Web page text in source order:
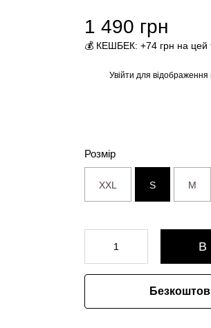
1 490 грн
💰 КЕШБЕК: +74 грн на цей
Увійти для відображення
Розмір
XXL S M
В